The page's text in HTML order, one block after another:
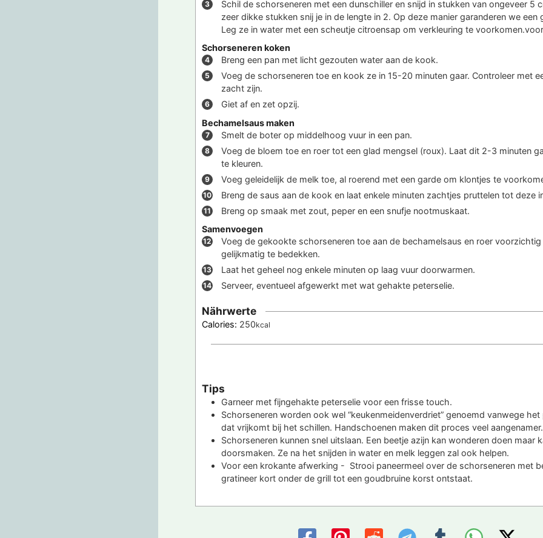
Schil de schorseneren met een dunschiller en snijd in stukken van ongeveer 5
zeer dikke stukken snij je in de lengte in 2. Op deze manier garanderen we een
Leg ze in water met een scheutje citroensap om verkleuring te
Schorseneren koken
Breng een pan met licht gezouten water aan de kook.
Voeg de schorseneren toe en kook ze in 15-20 minuten gaar. Controleer met
zacht zijn.
Giet af en zet opzij.
Bechamelsaus maken
Smelt de boter op middelhoog vuur in een pan.
Voeg de bloem toe en roer tot een glad mengsel (roux). Laat dit 2-3 minuten
te kleuren.
Voeg geleidelijk de melk toe, al roerend met een garde om klontjes te
Breng de saus aan de kook en laat enkele minuten zachtjes pruttelen tot deze
Breng op smaak met zout, peper en een snufje nootmuskaat.
Samenvoegen
Voeg de gekookte schorseneren toe aan de bechamelsaus en roer
gelijkmatig te bedekken.
Laat het geheel nog enkele minuten op laag vuur doorwarmen.
Serveer, eventueel afgewerkt met wat gehakte peterselie.
Nährwerte
Calories: 250kcal
Tips
Garneer met fijngehakte peterselie voor een frisse touch.
Schorseneren worden ook wel “keukenmeidenverdriet” genoemd vanwege
dat vrijkomt bij het schillen. Handschoenen maken dit proces veel aangenamer.
Schorseneren kunnen snel uitslaan. Een beetje azijn kan wonderen doen maar
doorsmaken. Ze na het snijden in water en melk leggen zal ook helpen.
Voor een krokante afwerking - Strooi paneermeel over de schorseneren met
gratineer kort onder de grill tot een goudbruine korst ontstaat.